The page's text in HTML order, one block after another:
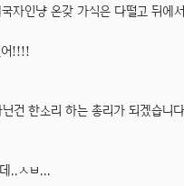
자인냥 온갖 가식은 다떨고 뒤에
어!!!!
건 한소리 하는 총리가 되겠습니
..ㅅㅂ...